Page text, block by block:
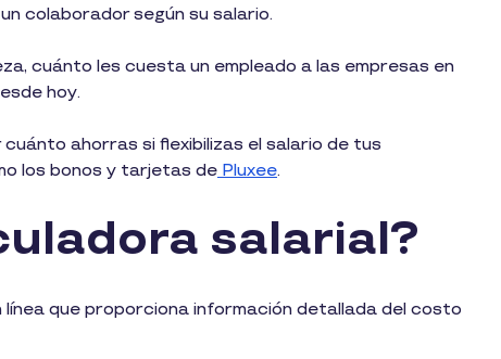
colaborador según su salario.
cuánto les cuesta un empleado a las empresas en
hoy.
ahorras si flexibilizas el salario de tus
los bonos y tarjetas de Pluxee.
salarial?
que proporciona información detallada del costo